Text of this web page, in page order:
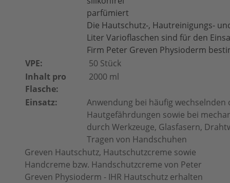
parfümiert
Die Hautschutz-, Hautreinigungs-
Liter Varioflaschen sind für den
Firm Peter Greven Physioderm
VPE:
50 Stück
Inhalt pro
Flasche:
2000 ml
Einsatz:
Anwendung bei häufig
Hautgefährdungen sowie bei
durch Werkzeuge, Glasfasern,
Tragen von Handschuhen
Greven Hautschutz, Hautschutzcreme sowie
Handcreme bzw. Handschutzcreme von Peter
Greven Physioderm - IHR Hautschutz erhalten